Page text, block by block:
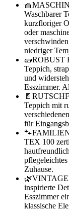
Waschbarer
kurzfloriger
oder
niedriger
🧱ROBUST
Teppich,
und
Esszimmer.
Teppich mit
für
TEX 100
Zuhause.
🌿VINTAGE
inspirierte
Esszimmer
klassische